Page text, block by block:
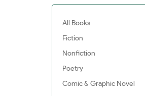
All Books
Fiction
Nonfiction
Poetry
Comic & Graphic Novel